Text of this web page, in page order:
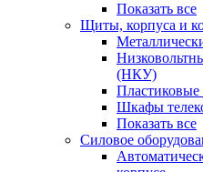
Показать все
Щиты, корпуса и
(НКУ)
Шкафы
Показать все
Силовое